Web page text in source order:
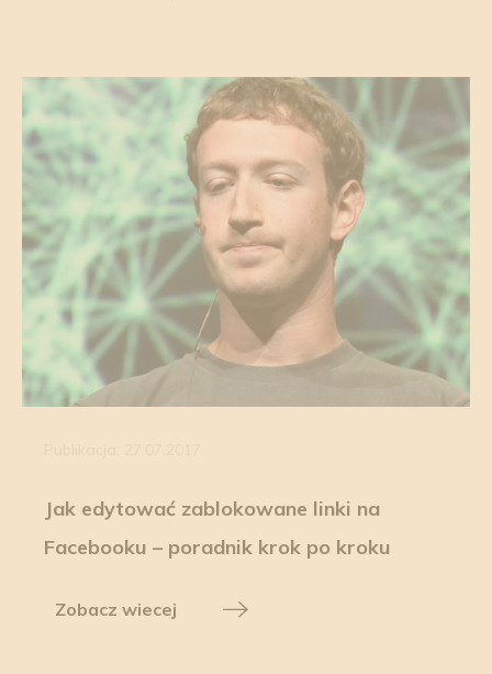
Jak edytować zablokowane linki na
Facebooku – poradnik krok po kroku
Zobacz wiecej